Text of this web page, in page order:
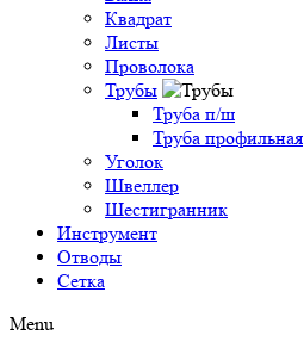
Квадрат
Листы
Проволока
Трубы
Труба п/ш
Труба профильная
Уголок
Швеллер
Шестигранник
Инструмент
Отводы
Сетка
Menu